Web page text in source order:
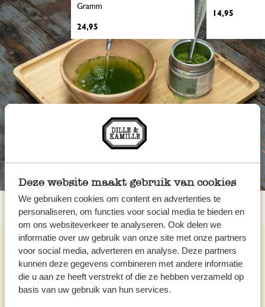
Deze website maakt gebruik van cookies
We gebruiken cookies om content en advertenties te
personaliseren, om functies voor social media te bieden en
om ons websiteverkeer te analyseren. Ook delen we
informatie over uw gebruik van onze site met onze partners
voor social media, adverteren en analyse. Deze partners
kunnen deze gegevens combineren met andere informatie
die u aan ze heeft verstrekt of die ze hebben verzameld op
basis van uw gebruik van hun services.
Gramm
24,95
14,95
Großartige Rezepte